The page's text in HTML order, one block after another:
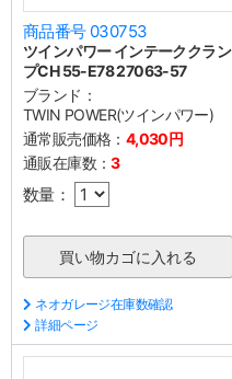
商品番号 030753
ツインパワー インテーククラン
プCH 55-E78 27063-57
ブランド：
TWIN POWER(ツインパワー)
通常販売価格： 4,030円
通販在庫数：3
数量：
ネオガレージ在庫数確認
詳細ページ